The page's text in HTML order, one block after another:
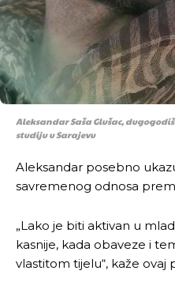
Aleksandar Saša Glušac,
studiju u Sarajevu
Aleksandar posebno
savremenog odnosa
„Lako je biti aktivan u
kasnije, kada obaveze i
vlastitom tijelu“, kaže ovaj